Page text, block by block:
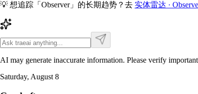
💡 想追踪「 Observer」的长期趋势？去 实体雷达 ·
AI may generate inaccurate information. Please verify
Saturday, August 8